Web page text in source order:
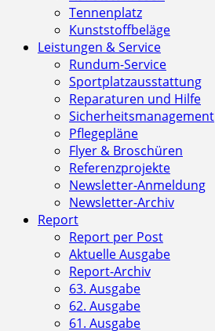
Tennenplatz
Kunststoffbeläge
Leistungen & Service
Rundum-Service
Sportplatzausstattung
Reparaturen und Hilfe
Sicherheitsmanagement
Pflegepläne
Flyer & Broschüren
Referenzprojekte
Newsletter-Anmeldung
Newsletter-Archiv
Report
Report per Post
Aktuelle Ausgabe
Report-Archiv
63. Ausgabe
62. Ausgabe
61. Ausgabe